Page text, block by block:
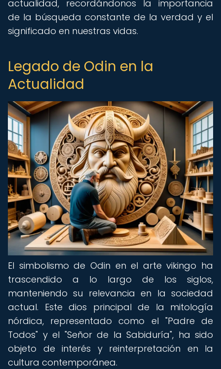
actualidad, recordándonos la importancia
de la búsqueda constante de la verdad y el
significado en nuestras vidas.
Legado de Odin en la
Actualidad
El simbolismo de Odin en el arte vikingo ha
trascendido a lo largo de los siglos,
manteniendo su relevancia en la sociedad
actual. Este dios principal de la mitología
nórdica, representado como el "Padre de
Todos" y el "Señor de la Sabiduría", ha sido
objeto de interés y reinterpretación en la
cultura contemporánea.